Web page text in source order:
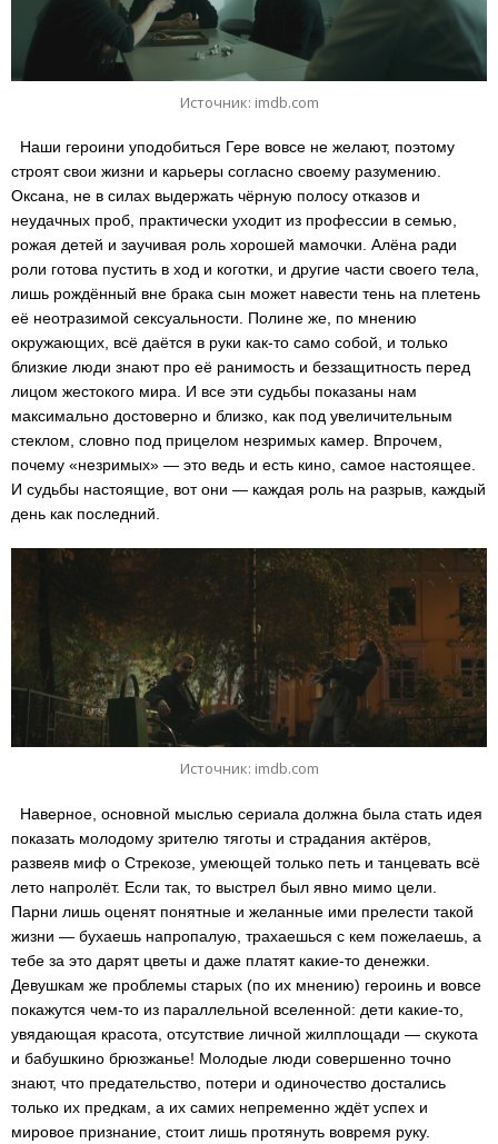
Источник: imdb.com
Наши героини уподобиться Гере вовсе не желают, поэтому
строят свои жизни и карьеры согласно своему разумению.
Оксана, не в силах выдержать чёрную полосу отказов и
неудачных проб, практически уходит из профессии в семью,
рожая детей и заучивая роль хорошей мамочки. Алёна ради
роли готова пустить в ход и коготки, и другие части своего тела,
лишь рождённый вне брака сын может навести тень на плетень
её неотразимой сексуальности. Полине же, по мнению
окружающих, всё даётся в руки как-то само собой, и только
близкие люди знают про её ранимость и беззащитность перед
лицом жестокого мира. И все эти судьбы показаны нам
максимально достоверно и близко, как под увеличительным
стеклом, словно под прицелом незримых камер. Впрочем,
почему «незримых» — это ведь и есть кино, самое настоящее.
И судьбы настоящие, вот они — каждая роль на разрыв, каждый
день как последний.
Источник: imdb.com
Наверное, основной мыслью сериала должна была стать идея
показать молодому зрителю тяготы и страдания актёров,
развеяв миф о Стрекозе, умеющей только петь и танцевать всё
лето напролёт. Если так, то выстрел был явно мимо цели.
Парни лишь оценят понятные и желанные ими прелести такой
жизни — бухаешь напропалую, трахаешься с кем пожелаешь, а
тебе за это дарят цветы и даже платят какие-то денежки.
Девушкам же проблемы старых (по их мнению) героинь и вовсе
покажутся чем-то из параллельной вселенной: дети какие-то,
увядающая красота, отсутствие личной жилплощади — скукота
и бабушкино брюзжанье! Молодые люди совершенно точно
знают, что предательство, потери и одиночество достались
только их предкам, а их самих непременно ждёт успех и
мировое признание, стоит лишь протянуть вовремя руку.